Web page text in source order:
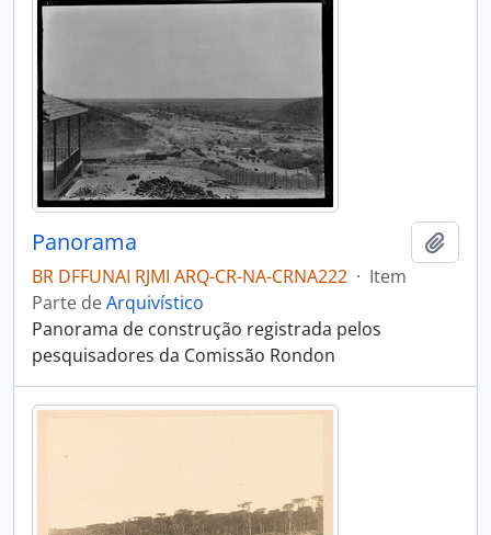
Panorama
BR DFFUNAI RJMI ARQ-CR-NA-CRNA222 · Item
Parte deArquivístico
Panorama de construção registrada pelos
pesquisadores da Comissão Rondon